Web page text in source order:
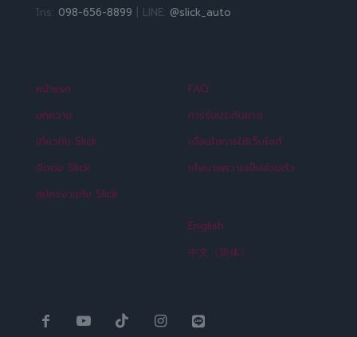
โทร: 098-656-8899 | LINE: @slick_auto
หน้าแรก
บทความ
เกี่ยวกับ Slick
ติดต่อ Slick
สมัครงานกับ Slick
FAQ
การรับประกันยาง
เงื่อนไขการใช้เว็บไซต์
นโยบายความเป็นส่วนตัว
English
中文（简体）